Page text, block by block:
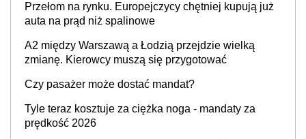
Przełom na rynku. Europejczycy chętniej kupują już
auta na prąd niż spalinowe
A2 między Warszawą a Łodzią przejdzie wielką
zmianę. Kierowcy muszą się przygotować
Czy pasażer może dostać mandat?
Tyle teraz kosztuje za ciężka noga - mandaty za
prędkość 2026